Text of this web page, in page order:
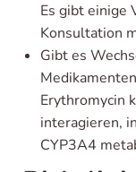
Es gibt einige
Konsultation
Gibt es
Erythromycin
interagieren,
CYP3A4